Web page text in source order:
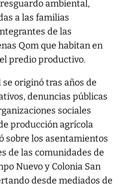
ambiental,
a las familias
de las
Qom que habitan en
predio productivo.
originó tras años de
denuncias públicas
sociales
producción agrícola
sobre los asentamientos
de las comunidades de
Nuevo y Colonia San
desde mediados de